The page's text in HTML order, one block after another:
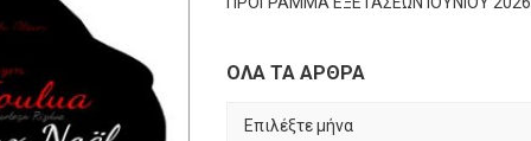
ΟΛΑ ΤΑ ΑΡΘΡΑ
ΤΑ